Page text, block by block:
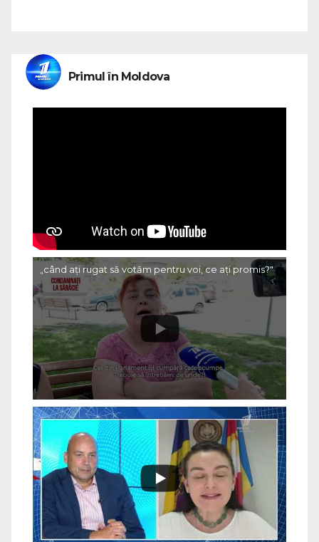
Primul în Moldova
„când ați rugat să votăm pentru voi, ce ați promis?"